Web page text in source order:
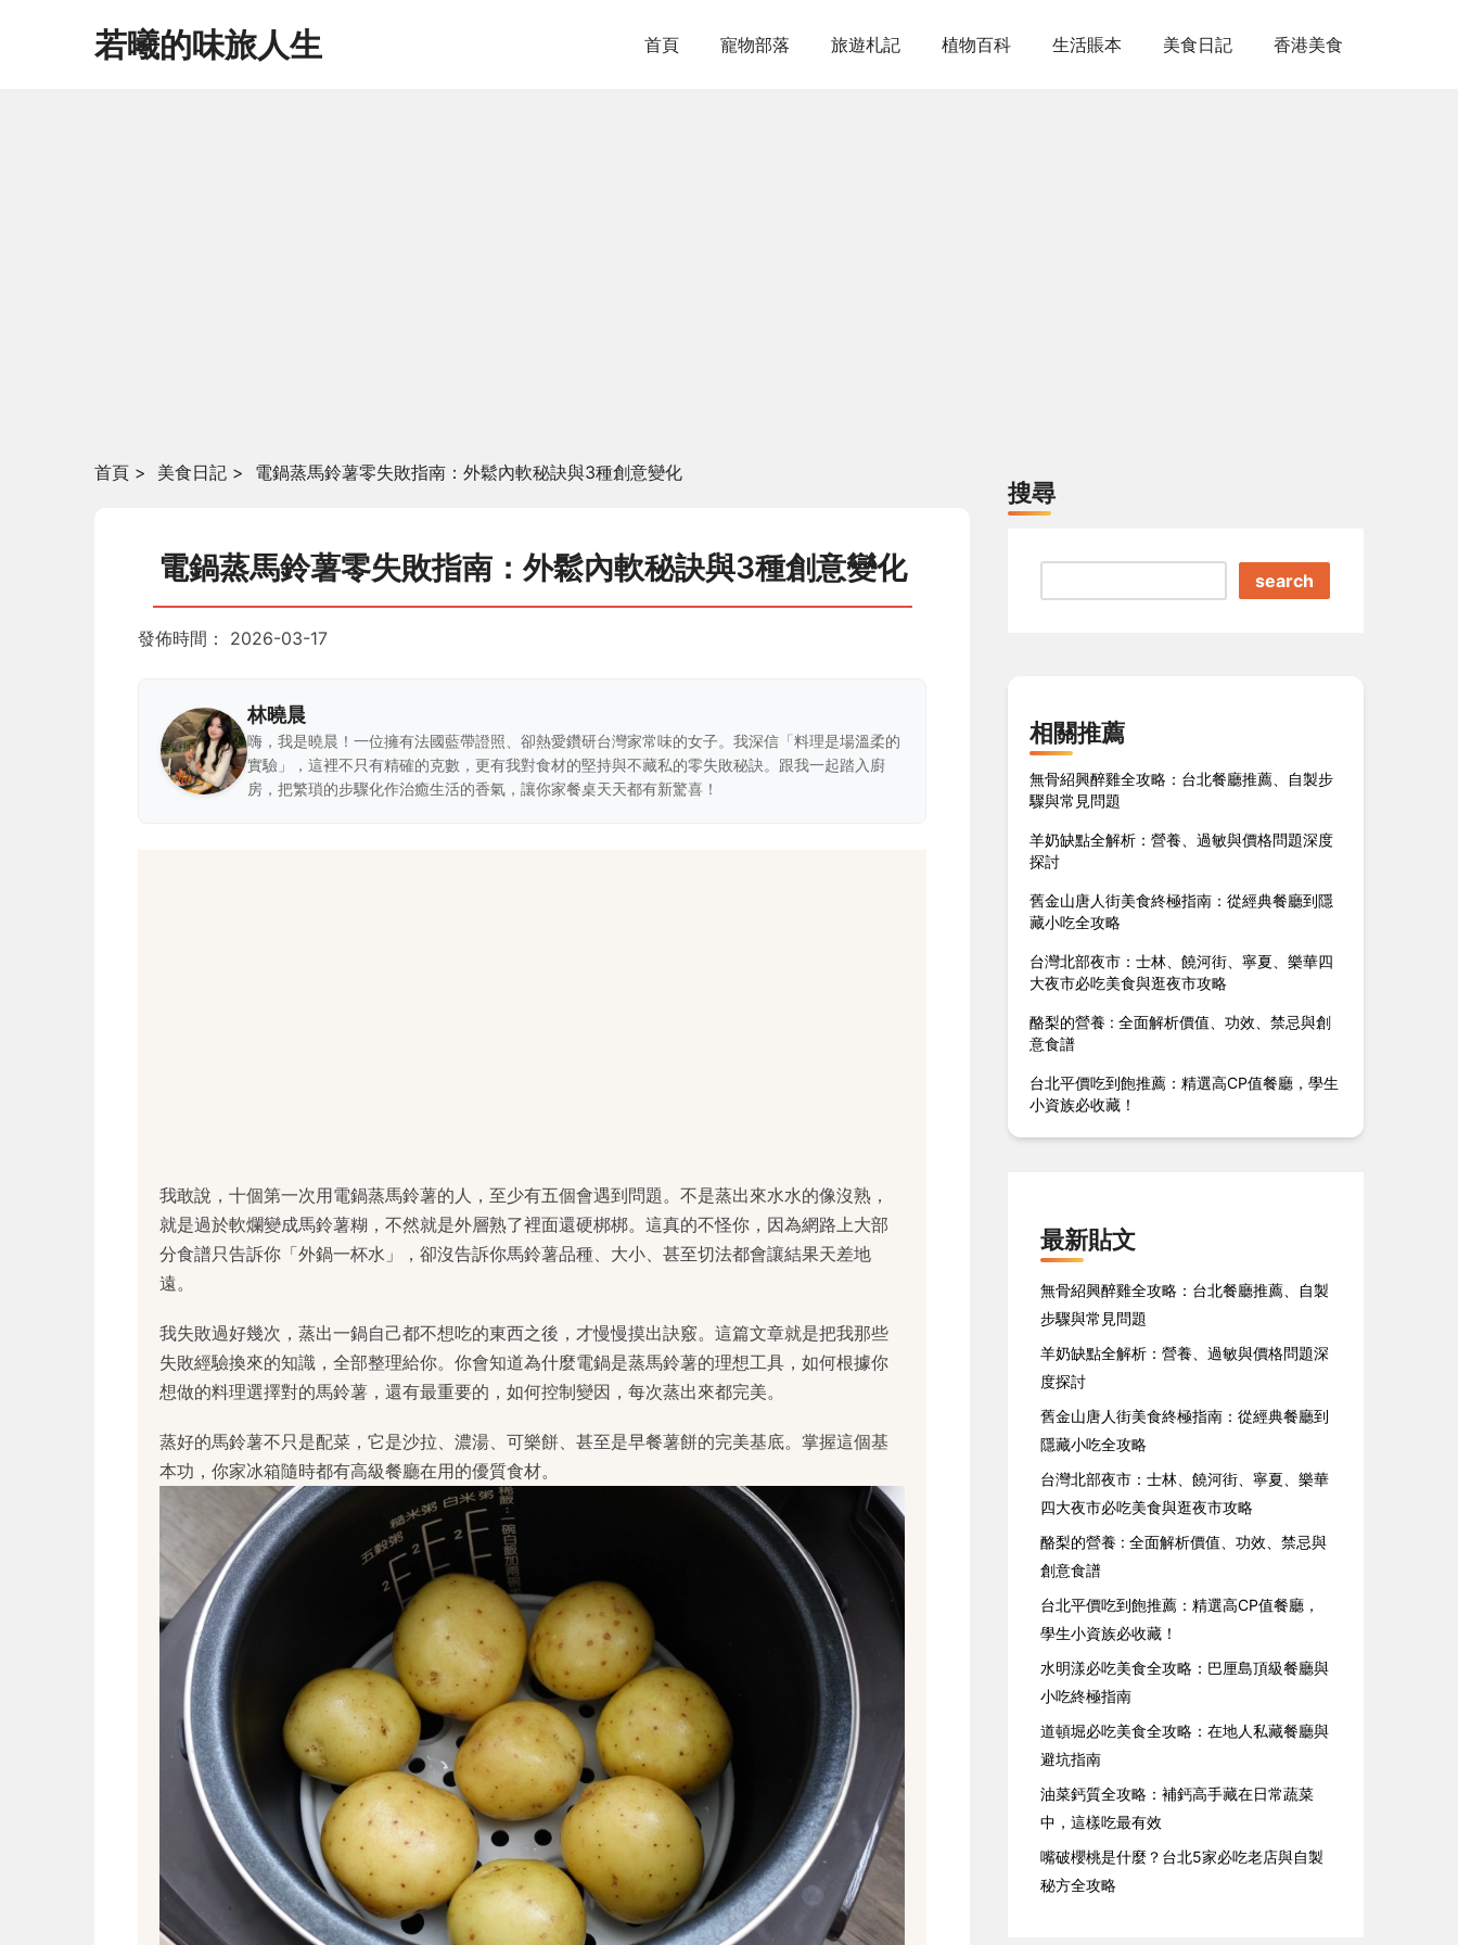
若曦的味旅人生 首頁 寵物部落 旅遊札記 植物百科 生活賬本 美食日記 香港美食
首頁 > 美食日記 > 電鍋蒸馬鈴薯零失敗指南：外鬆內軟秘訣與3種創意變化
電鍋蒸馬鈴薯零失敗指南：外鬆內軟秘訣與3種創意變化
發佈時間： 2026-03-17
林曉晨
嗨，我是曉晨！一位擁有法國藍帶證照、卻熱愛鑽研台灣家常味的女子。我深信「料理是場溫柔的
實驗」，這裡不只有精確的克數，更有我對食材的堅持與不藏私的零失敗秘訣。跟我一起踏入廚
房，把繁瑣的步驟化作治癒生活的香氣，讓你家餐桌天天都有新驚喜！
我敢說，十個第一次用電鍋蒸馬鈴薯的人，至少有五個會遇到問題。不是蒸出來水水的像沒熟，
就是過於軟爛變成馬鈴薯糊，不然就是外層熟了裡面還硬梆梆。這真的不怪你，因為網路上大部
分食譜只告訴你「外鍋一杯水」，卻沒告訴你馬鈴薯品種、大小、甚至切法都會讓結果天差地
遠。
我失敗過好幾次，蒸出一鍋自己都不想吃的東西之後，才慢慢摸出訣竅。這篇文章就是把我那些
失敗經驗換來的知識，全部整理給你。你會知道為什麼電鍋是蒸馬鈴薯的理想工具，如何根據你
想做的料理選擇對的馬鈴薯，還有最重要的，如何控制變因，每次蒸出來都完美。
蒸好的馬鈴薯不只是配菜，它是沙拉、濃湯、可樂餅、甚至是早餐薯餅的完美基底。掌握這個基
本功，你家冰箱隨時都有高級餐廳在用的優質食材。
搜尋
search
相關推薦
無骨紹興醉雞全攻略：台北餐廳推薦、自製步
驟與常見問題
羊奶缺點全解析：營養、過敏與價格問題深度
探討
舊金山唐人街美食終極指南：從經典餐廳到隱
藏小吃全攻略
台灣北部夜市：士林、饒河街、寧夏、樂華四
大夜市必吃美食與逛夜市攻略
酪梨的營養 : 全面解析價值、功效、禁忌與創
意食譜
台北平價吃到飽推薦：精選高CP值餐廳，學生
小資族必收藏！
最新貼文
無骨紹興醉雞全攻略：台北餐廳推薦、自製
步驟與常見問題
羊奶缺點全解析：營養、過敏與價格問題深
度探討
舊金山唐人街美食終極指南：從經典餐廳到
隱藏小吃全攻略
台灣北部夜市：士林、饒河街、寧夏、樂華
四大夜市必吃美食與逛夜市攻略
酪梨的營養 : 全面解析價值、功效、禁忌與
創意食譜
台北平價吃到飽推薦：精選高CP值餐廳，
學生小資族必收藏！
水明漾必吃美食全攻略：巴厘島頂級餐廳與
小吃終極指南
道頓堀必吃美食全攻略：在地人私藏餐廳與
避坑指南
油菜鈣質全攻略：補鈣高手藏在日常蔬菜
中，這樣吃最有效
嘴破櫻桃是什麼？台北5家必吃老店與自製
秘方全攻略